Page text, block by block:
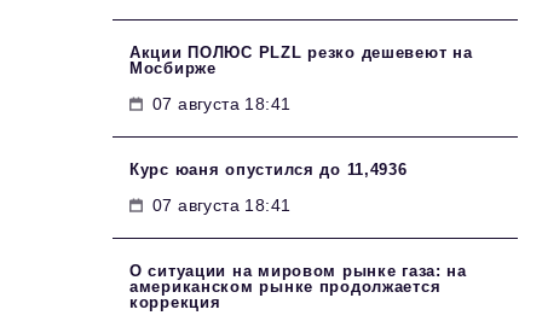
Акции ПОЛЮС PLZL резко дешевеют на
Мосбирже
07 августа 18:41
Курс юаня опустился до 11,4936
07 августа 18:41
О ситуации на мировом рынке газа: на
американском рынке продолжается
коррекция